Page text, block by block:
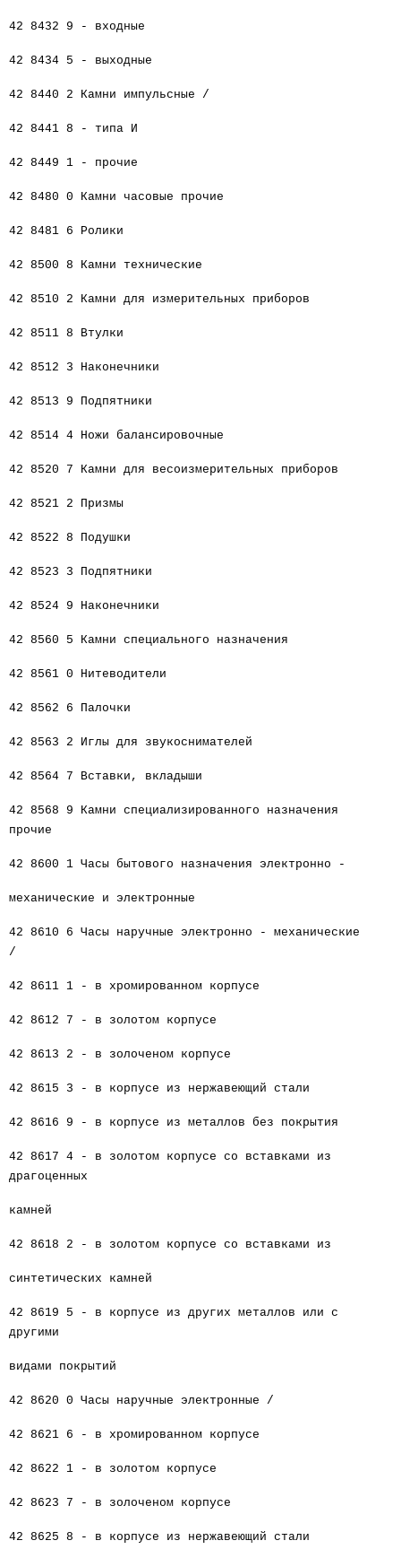
42 8432 9 - входные
42 8434 5 - выходные
42 8440 2 Камни импульсные /
42 8441 8 - типа И
42 8449 1 - прочие
42 8480 0 Камни часовые прочие
42 8481 6 Ролики
42 8500 8 Камни технические
42 8510 2 Камни для измерительных приборов
42 8511 8 Втулки
42 8512 3 Наконечники
42 8513 9 Подпятники
42 8514 4 Ножи балансировочные
42 8520 7 Камни для весоизмерительных приборов
42 8521 2 Призмы
42 8522 8 Подушки
42 8523 3 Подпятники
42 8524 9 Наконечники
42 8560 5 Камни специального назначения
42 8561 0 Нитеводители
42 8562 6 Палочки
42 8563 2 Иглы для звукоснимателей
42 8564 7 Вставки, вкладыши
42 8568 9 Камни специализированного назначения
прочие
42 8600 1 Часы бытового назначения электронно -
механические и электронные
42 8610 6 Часы наручные электронно - механические
/
42 8611 1 - в хромированном корпусе
42 8612 7 - в золотом корпусе
42 8613 2 - в золоченом корпусе
42 8615 3 - в корпусе из нержавеющий стали
42 8616 9 - в корпусе из металлов без покрытия
42 8617 4 - в золотом корпусе со вставками из
драгоценных
камней
42 8618 2 - в золотом корпусе со вставками из
синтетических камней
42 8619 5 - в корпусе из других металлов или с
другими
видами покрытий
42 8620 0 Часы наручные электронные /
42 8621 6 - в хромированном корпусе
42 8622 1 - в золотом корпусе
42 8623 7 - в золоченом корпусе
42 8625 8 - в корпусе из нержавеющий стали